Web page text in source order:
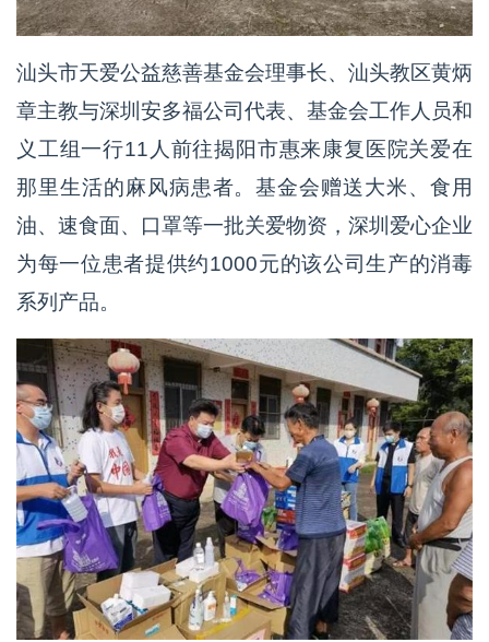
汕头市天爱公益慈善基金会理事长、汕头教区黄炳
章主教与深圳安多福公司代表、基金会工作人员和
义工组一行11人前往揭阳市惠来康复医院关爱在
那里生活的麻风病患者。基金会赠送大米、食用
油、速食面、口罩等一批关爱物资，深圳爱心企业
为每一位患者提供约1000元的该公司生产的消毒
系列产品。